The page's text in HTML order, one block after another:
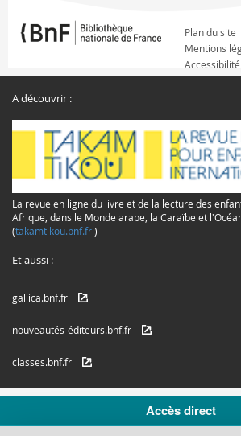
Plan du site
Mentions
A découvrir :
La revue en ligne du livre et de la lecture des
Afrique, dans le Monde arabe, la Caraïbe et
(takamtikou.bnf.fr)
Et aussi :
gallica.bnf.fr
nouveautés-éditeurs.bnf.fr
classes.bnf.fr
© Copyrights 2016 /Mentions légales
Accès direct